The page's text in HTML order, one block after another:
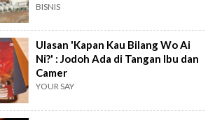
BISNIS
Ulasan 'Kapan Kau Bilang Wo Ai
Ni?' : Jodoh Ada di Tangan Ibu dan
Camer
YOUR SAY